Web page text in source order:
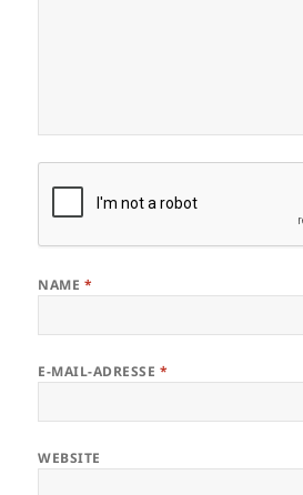
NAME *
E-MAIL-ADRESSE *
WEBSITE